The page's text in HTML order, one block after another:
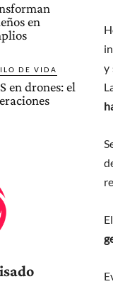
en
DE VIDA
en drones: el
y